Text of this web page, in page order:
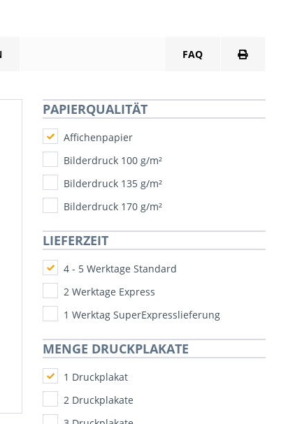
FAQ
PAPIERQUALITÄT
Affichenpapier
Bilderdruck 100 g/m²
Bilderdruck 135 g/m²
Bilderdruck 170 g/m²
LIEFERZEIT
4 - 5 Werktage Standard
2 Werktage Express
1 Werktag SuperExpresslieferung
MENGE DRUCKPLAKATE
1 Druckplakat
2 Druckplakate